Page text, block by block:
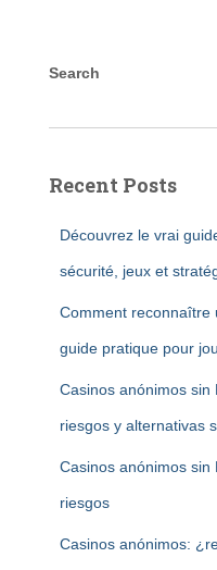
Search
Recent Posts
Découvrez le vrai
sécurité, jeux et
Comment reconnaître
guide pratique pour
Casinos anónimos sin
riesgos y alternativas
Casinos anónimos sin
riesgos
Casinos anónimos: